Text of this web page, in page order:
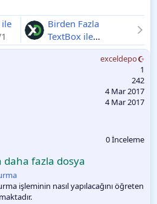
ile
Birden Fazla
TextBox ile
ListBoxta Arama
exceldepo
1
242
4 Mar 2017
4 Mar 2017
0 İnceleme
daha fazla dosya
işleminin nasıl yapılacağını öğreten